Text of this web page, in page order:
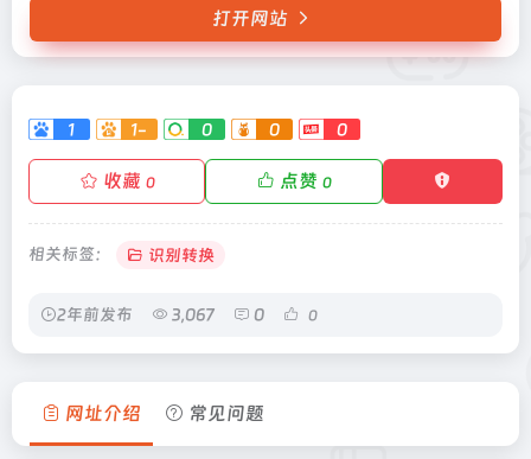
打开网站
1 1- 0 0 0
收藏 0 点赞 0
相关标签： 识别转换
2年前发布 3,067 0 0
网址介绍 常见问题